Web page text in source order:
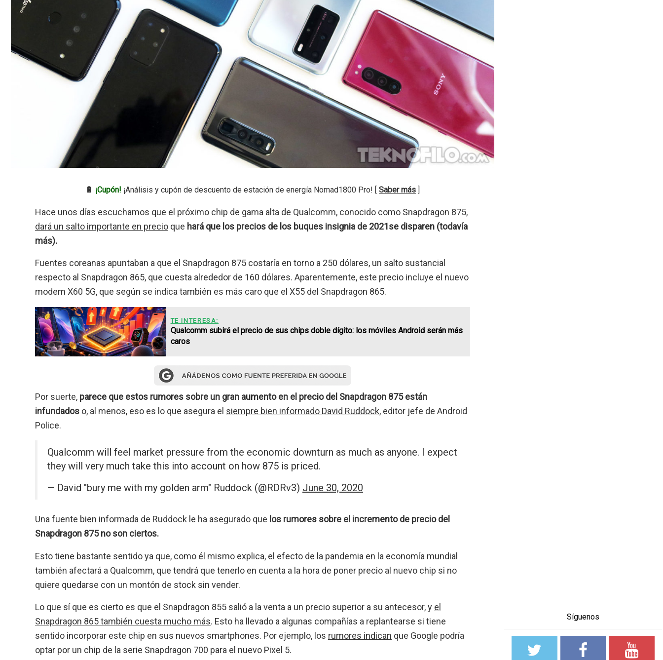
🔋 ¡Cupón! ¡Análisis y cupón de descuento de estación de energía Nomad1800 Pro! [ Saber más ]
Hace unos días escuchamos que el próximo chip de gama alta de Qualcomm, conocido como Snapdragon 875,
dará un salto importante en precio que hará que los precios de los buques insignia de 2021se disparen (todavía
más).
Fuentes coreanas apuntaban a que el Snapdragon 875 costaría en torno a 250 dólares, un salto sustancial
respecto al Snapdragon 865, que cuesta alrededor de 160 dólares. Aparentemente, este precio incluye el nuevo
modem X60 5G, que según se indica también es más caro que el X55 del Snapdragon 865.
TE INTERESA:
Qualcomm subirá el precio de sus chips doble dígito: los móviles Android serán más
caros
Por suerte, parece que estos rumores sobre un gran aumento en el precio del Snapdragon 875 están
infundados o, al menos, eso es lo que asegura el siempre bien informado David Ruddock, editor jefe de Android
Police.
Qualcomm will feel market pressure from the economic downturn as much as anyone. I expect
they will very much take this into account on how 875 is priced.
— David "bury me with my golden arm" Ruddock (@RDRv3) June 30, 2020
Una fuente bien informada de Ruddock le ha asegurado que los rumores sobre el incremento de precio del
Snapdragon 875 no son ciertos.
Esto tiene bastante sentido ya que, como él mismo explica, el efecto de la pandemia en la economía mundial
también afectará a Qualcomm, que tendrá que tenerlo en cuenta a la hora de poner precio al nuevo chip si no
quiere quedarse con un montón de stock sin vender.
Lo que sí que es cierto es que el Snapdragon 855 salió a la venta a un precio superior a su antecesor, y el
Snapdragon 865 también cuesta mucho más. Esto ha llevado a algunas compañías a replantearse si tiene
sentido incorporar este chip en sus nuevos smartphones. Por ejemplo, los rumores indican que Google podría
optar por un chip de la serie Snapdragon 700 para el nuevo Pixel 5.
Síguenos